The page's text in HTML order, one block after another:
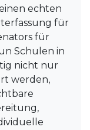
echten
für
für
Schulen in
nicht nur
werden,